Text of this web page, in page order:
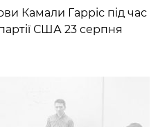
Камали Гарріс під час
США 23 серпня